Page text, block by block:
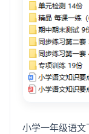
小学一年级语